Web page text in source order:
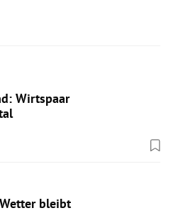
Wirtspaar
bleibt